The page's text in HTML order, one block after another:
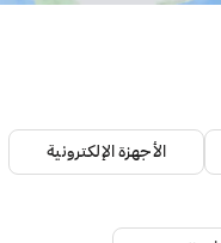
الأجهزة الإلكترونية